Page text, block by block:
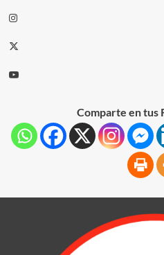
Comparte en tus